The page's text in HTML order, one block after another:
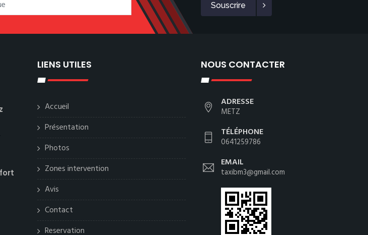
Souscrire
LIENS UTILES
Accueil
Présentation
Photos
Zones intervention
Avis
Contact
Reservation
NOUS CONTACTER
ADRESSE
METZ
TÉLÉPHONE
0641259786
EMAIL
taxibm3@gmail.com